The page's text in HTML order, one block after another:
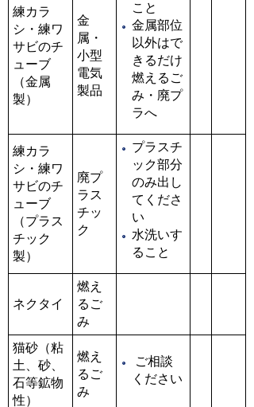
練カラ
シ・練ワ
サビのチ
ューブ
（金属
製）
金
属・
小型
電気
製品
こと
金属部位
以外はで
きるだけ
燃えるご
み・廃プ
ラへ
練カラ
シ・練ワ
サビのチ
ューブ
（プラス
チック
製）
廃プ
ラス
チッ
ク
プラスチ
ック部分
のみ出し
てくださ
い
水洗いす
ること
ネクタイ
燃え
るご
み
猫砂（粘
土、砂、
石等鉱物
性）
燃え
るご
み
ご相談
ください